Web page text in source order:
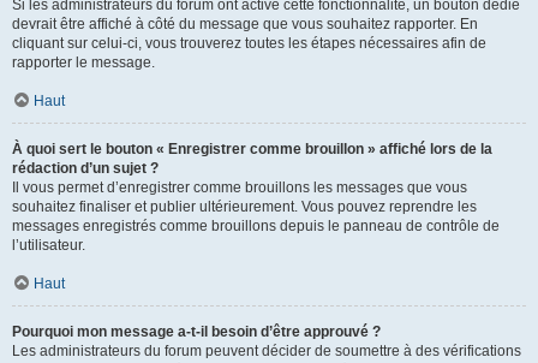
Si les administrateurs du forum ont activé cette fonctionnalité, un bouton dédié
devrait être affiché à côté du message que vous souhaitez rapporter. En
cliquant sur celui-ci, vous trouverez toutes les étapes nécessaires afin de
rapporter le message.
Haut
À quoi sert le bouton « Enregistrer comme brouillon » affiché lors de la
rédaction d’un sujet ?
Il vous permet d’enregistrer comme brouillons les messages que vous
souhaitez finaliser et publier ultérieurement. Vous pouvez reprendre les
messages enregistrés comme brouillons depuis le panneau de contrôle de
l’utilisateur.
Haut
Pourquoi mon message a-t-il besoin d’être approuvé ?
Les administrateurs du forum peuvent décider de soumettre à des vérifications